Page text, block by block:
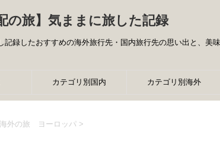
の旅】気ままに旅した記録
記録したおすすめの海外旅行先・国内旅行先の思い出と、
カテゴリ別国内 カテゴリ別海外
海外の旅 ヨーロッパ >